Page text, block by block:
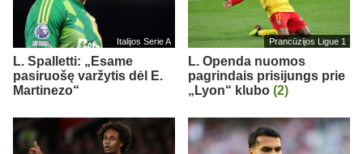
Italijos Serie A
L. Spalletti: „Esame
pasiruošę varžytis dėl E.
Martinezo“
Prancūzijos Ligue 1
L. Openda nuomos
pagrindais prisijungs prie
„Lyon“ klubo (2)